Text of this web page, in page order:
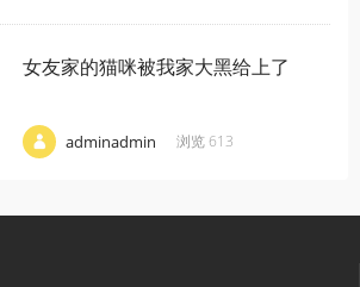
女友家的猫咪被我家大黑给上了
adminadmin 浏览 613